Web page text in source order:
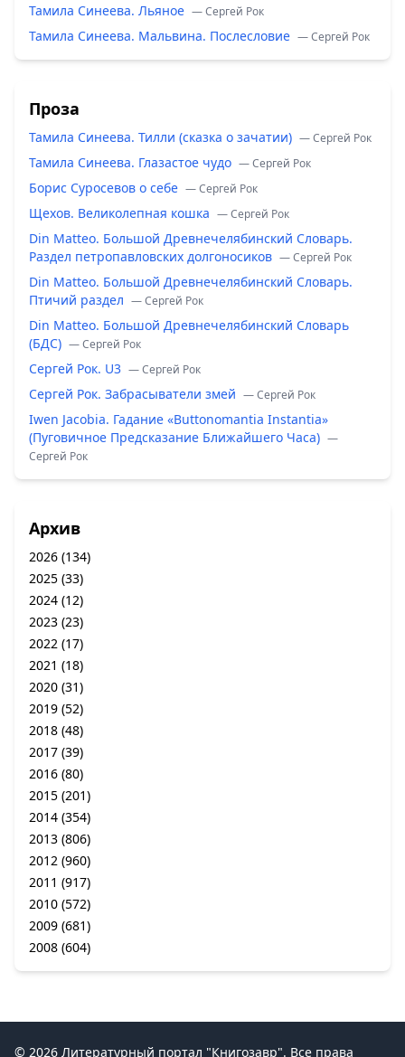
Тамила Синеева. Льяное — Сергей Рок
Тамила Синеева. Мальвина. Послесловие — Сергей Рок
Проза
Тамила Синеева. Тилли (сказка о зачатии) — Сергей Рок
Тамила Синеева. Глазастое чудо — Сергей Рок
Борис Суросевов о себе — Сергей Рок
Щехов. Великолепная кошка — Сергей Рок
Din Matteo. Большой Древнечелябинский Словарь.
Раздел петропавловских долгоносиков — Сергей Рок
Din Matteo. Большой Древнечелябинский Словарь.
Птичий раздел — Сергей Рок
Din Matteo. Большой Древнечелябинский Словарь
(БДС) — Сергей Рок
Сергей Рок. U3 — Сергей Рок
Сергей Рок. Забрасыватели змей — Сергей Рок
Iwen Jacobia. Гадание «Buttonomantia Instantia»
(Пуговичное Предсказание Ближайшего Часа) —
Сергей Рок
Архив
2026 (134)
2025 (33)
2024 (12)
2023 (23)
2022 (17)
2021 (18)
2020 (31)
2019 (52)
2018 (48)
2017 (39)
2016 (80)
2015 (201)
2014 (354)
2013 (806)
2012 (960)
2011 (917)
2010 (572)
2009 (681)
2008 (604)
© 2026 Литературный портал "Книгозавр". Все права